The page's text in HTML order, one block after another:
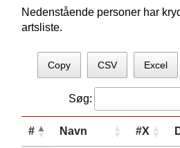
Nedenstående personer har
artsliste.
Copy CSV Excel
Søg:
# Navn #X